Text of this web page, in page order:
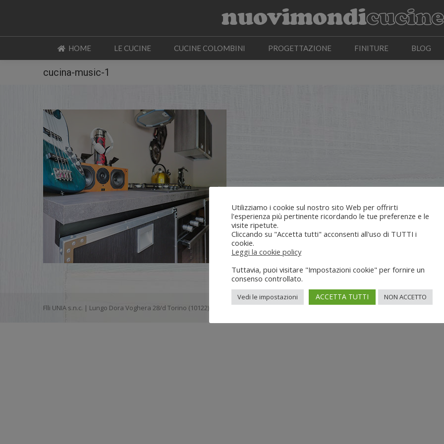
HOME LE CUCINE CUCINE COLOMBINI PROGETTAZIONE FINITURE BLOG
cucina-music-1
Flli UNIA s.n.c. | Lungo Dora Voghera 28/d Torino (10122) | info[at]nuovimondi.com | P.IVA 00715420014
Utilizziamo i cookie sul nostro sito Web per offrirti
l'esperienza più pertinente ricordando le tue preferenze e le
visite ripetute.
Cliccando su "Accetta tutti" acconsenti all'uso di TUTTI i
cookie.
Leggi la cookie policy
Tuttavia, puoi visitare "Impostazioni cookie" per fornire un
consenso controllato.
Vedi le impostazioni ACCETTA TUTTI NON ACCETTO
CUCINE COLOMBINI PROGETTAZIONE FINITURE BLOG